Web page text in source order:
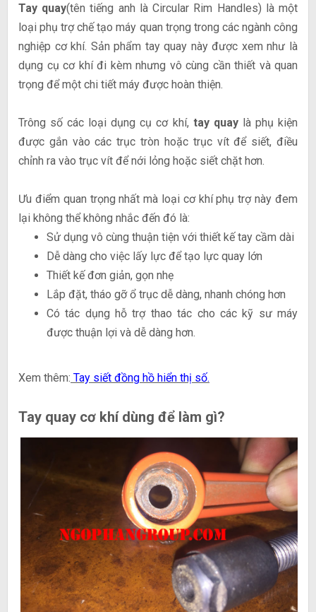
Tay quay(tên tiếng anh là Circular Rim Handles) là một
loại phụ trợ chế tạo máy quan trọng trong các ngành công
nghiệp cơ khí. Sản phẩm tay quay này được xem như là
dụng cụ cơ khí đi kèm nhưng vô cùng cần thiết và quan
trọng để một chi tiết máy được hoàn thiện.
Trông số các loại dụng cụ cơ khí, tay quay là phụ kiện
được gắn vào các trục tròn hoặc trục vít để siết, điều
chỉnh ra vào trục vít để nới lỏng hoặc siết chặt hơn.
Ưu điểm quan trọng nhất mà loại cơ khí phụ trợ này đem
lại không thể không nhắc đến đó là:
Sử dụng vô cùng thuận tiện với thiết kế tay cầm dài
Dễ dàng cho việc lấy lực để tạo lực quay lớn
Thiết kế đơn giản, gọn nhẹ
Lắp đặt, tháo gỡ ổ trục dễ dàng, nhanh chóng hơn
Có tác dụng hỗ trợ thao tác cho các kỹ sư máy
được thuận lợi và dễ dàng hơn.
Xem thêm: Tay siết đồng hồ hiển thị số.
Tay quay cơ khí dùng để làm gì?